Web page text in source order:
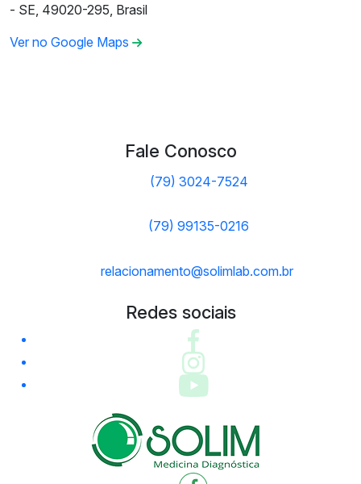
- SE, 49020-295, Brasil
Ver no Google Maps
Fale Conosco
(79) 3024-7524
(79) 99135-0216
relacionamento@solimlab.com.br
Redes sociais